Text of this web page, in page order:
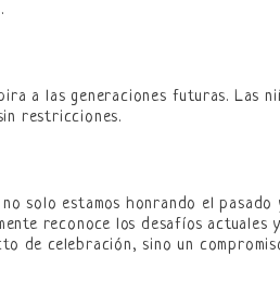
a las generaciones futuras. Las
restricciones.
solo estamos honrando el pasado
reconoce los desafíos actuales
de celebración, sino un